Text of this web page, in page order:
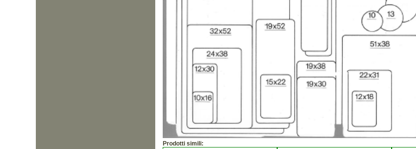
Prodotti simili: